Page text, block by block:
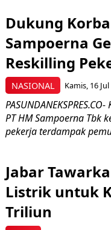
NASIONAL
Dukung
Sampoerna
Reskilling
Kamis, 16
PT HM Sampoerna Tbk
pekerja terdampak
Jabar
Listrik untuk
Triliun